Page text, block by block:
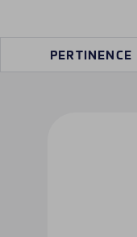
PERTINENCE